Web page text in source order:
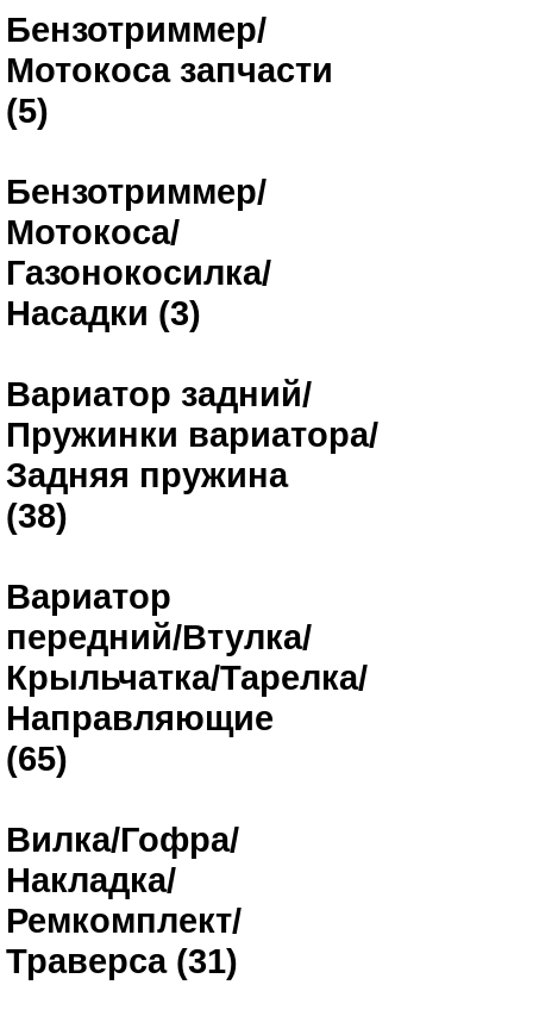
Бензотриммер/
Мотокоса запчасти
(5)
Бензотриммер/
Мотокоса/
Газонокосилка/
Насадки (3)
Вариатор задний/
Пружинки вариатора/
Задняя пружина
(38)
Вариатор
передний/Втулка/
Крыльчатка/Тарелка/
Направляющие
(65)
Вилка/Гофра/
Накладка/
Ремкомплект/
Траверса (31)